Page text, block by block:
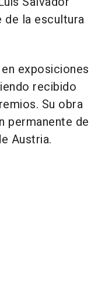
de la escultura
exposiciones
recibido
Su obra
permanente de
Austria.